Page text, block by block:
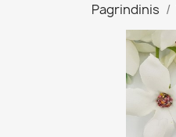
Pagrindinis